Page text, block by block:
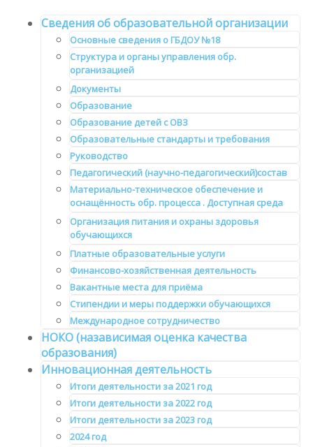
Сведения об образовательной организации
Основные сведения о ГБДОУ №18
Структура и органы управления обр.
организацией
Документы
Образование
Образование детей с ОВЗ
Образовательные стандарты и требования
Руководство
Педагогический (научно-педагогический)состав
Материально-техническое обеспечение и
оснащённость обр. процесса . Доступная среда
Организация питания и охраны здоровья
обучающихся
Платные образовательные услуги
Финансово-хозяйственная деятельность
Вакантные места для приёма
Стипендии и меры поддержки обучающихся
Международное сотрудничество
НОКО (назависимая оценка качества
образования)
Инновационная деятельность
Итоги деятельности за 2021 год
Итоги деятельности за 2022 год
Итоги деятельности за 2023 год
2024 год